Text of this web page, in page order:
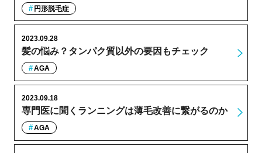
円形脱毛症
髪の悩み？タンパク質以外の要因もチェック
2023.09.28
AGA
専門医に聞くランニングは薄毛改善に繋がるのか
2023.09.18
AGA